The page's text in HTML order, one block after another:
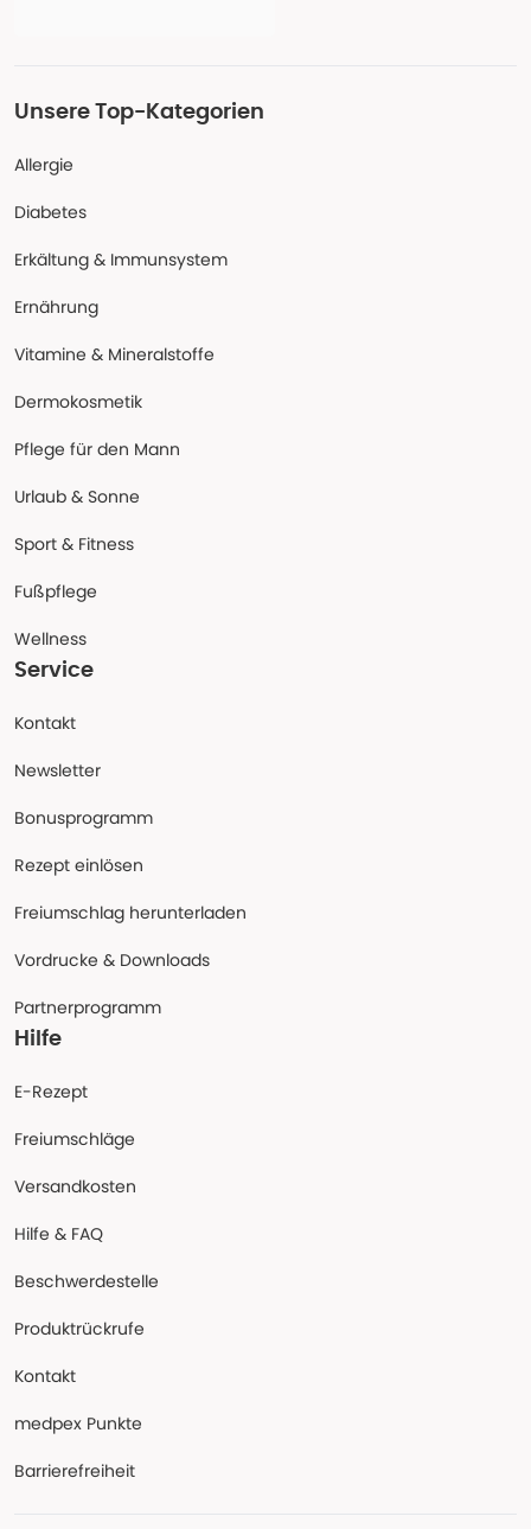
Unsere Top-Kategorien
Allergie
Diabetes
Erkältung & Immunsystem
Ernährung
Vitamine & Mineralstoffe
Dermokosmetik
Pflege für den Mann
Urlaub & Sonne
Sport & Fitness
Fußpflege
Wellness
Service
Kontakt
Newsletter
Bonusprogramm
Rezept einlösen
Freiumschlag herunterladen
Vordrucke & Downloads
Partnerprogramm
Hilfe
E-Rezept
Freiumschläge
Versandkosten
Hilfe & FAQ
Beschwerdestelle
Produktrückrufe
Kontakt
medpex Punkte
Barrierefreiheit